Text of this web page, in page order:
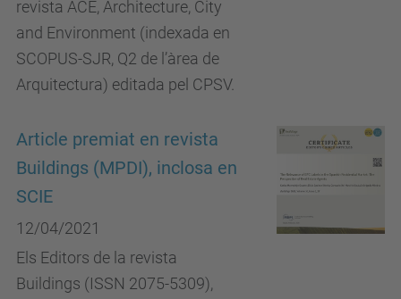
revista ACE, Architecture, City
and Environment (indexada en
SCOPUS-SJR, Q2 de l’àrea de
Arquitectura) editada pel CPSV.
Article premiat en revista
Buildings (MPDI), inclosa en
SCIE
12/04/2021
Els Editors de la revista
Buildings (ISSN 2075-5309),